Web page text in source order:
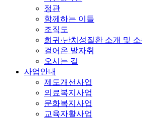
정관
함께하는 이들
조직도
희귀·난치성질환 소개 및
걸어온 발자취
오시는 길
사업안내
제도개선사업
의료복지사업
문화복지사업
교육자활사업